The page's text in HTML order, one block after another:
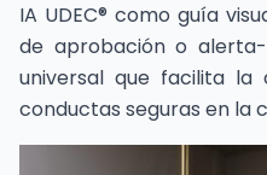
IA UDEC® como guía
de aprobación o
universal que facilita la
conductas seguras en la